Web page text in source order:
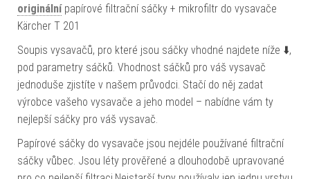
originálnípapírové filtrační sáčky + mikrofiltr do vysavače
Kärcher T 201
Soupis vysavačů, pro které jsou sáčky vhodné najdete níže ⬇️,
pod parametry sáčků. Vhodnost sáčků pro váš vysavač
jednoduše zjistíte v našem průvodci. Stačí do něj zadat
výrobce vašeho vysavače a jeho model – nabídne vám ty
nejlepší sáčky pro váš vysavač.
Papírové sáčky do vysavače jsou nejdéle používané filtrační
sáčky vůbec. Jsou léty prověřené a dlouhodobě upravované